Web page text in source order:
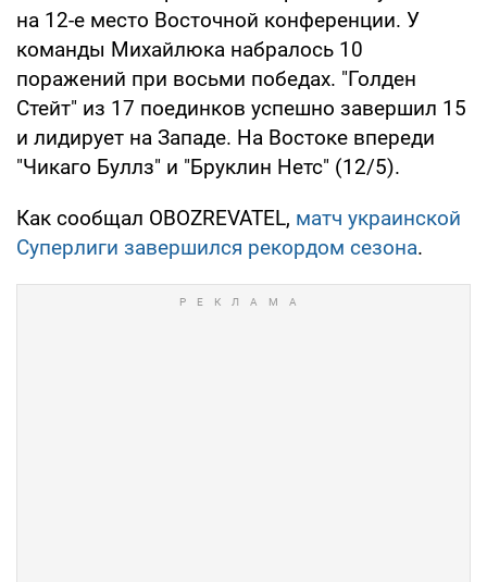
на 12-е место Восточной конференции. У
команды Михайлюка набралось 10
поражений при восьми победах. "Голден
Стейт" из 17 поединков успешно завершил 15
и лидирует на Западе. На Востоке впереди
"Чикаго Буллз" и "Бруклин Нетс" (12/5).
Как сообщал OBOZREVATEL, матч украинской
Суперлиги завершился рекордом сезона.